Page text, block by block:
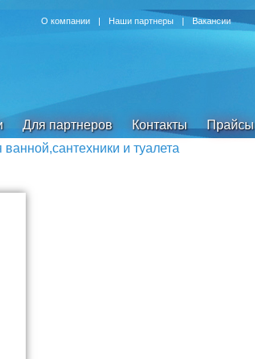
О компании | Наши партнеры | Вакансии
Для партнеров Контакты Прайсы
ванной,сантехники и туалета